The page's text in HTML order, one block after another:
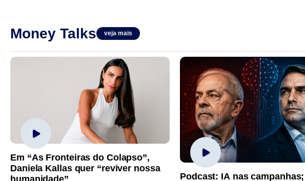
Money Talks veja mais
Em “As Fronteiras do Colapso”,
Daniela Kallas quer “reviver nossa
Podcast: IA nas campanhas;